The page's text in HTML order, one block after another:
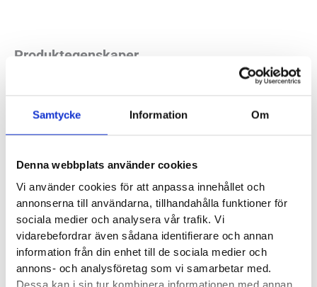
Samtycke Information Om
Denna webbplats använder cookies
Vi använder cookies för att anpassa innehållet och
annonserna till användarna, tillhandahålla funktioner för
sociala medier och analysera vår trafik. Vi
vidarebefordrar även sådana identifierare och annan
information från din enhet till de sociala medier och
annons- och analysföretag som vi samarbetar med.
Produktegenskaper
DonJoy Malleoforce Plus är ett smidigt fotledsstöd för dig
som har instabila fotleder eller drabbats av lättare
stukningar. Skyddet är uppbyggt av en stickad ”strumpa” som
användas på både höger eller vänster fot, den är alltså inte
sidoanpassad.
Recensioner